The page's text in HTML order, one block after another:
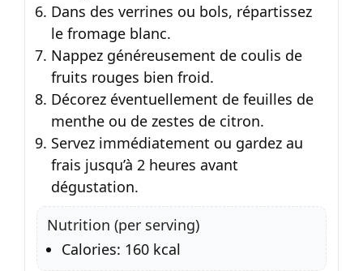
Dans des verrines ou bols, répartissez
le fromage blanc.
Nappez généreusement de coulis de
fruits rouges bien froid.
Décorez éventuellement de feuilles de
menthe ou de zestes de citron.
Servez immédiatement ou gardez au
frais jusqu’à 2 heures avant
dégustation.
Nutrition (per serving)
Calories: 160 kcal